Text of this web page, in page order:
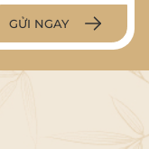
GỬI NGAY